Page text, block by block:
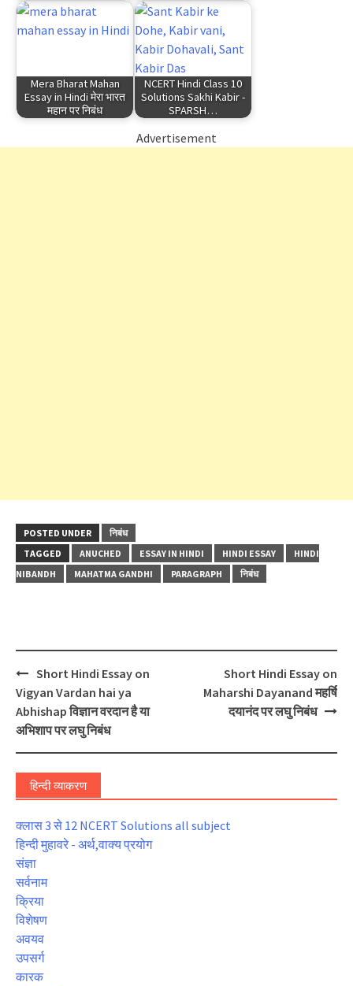
Mera Bharat Mahan
Essay in Hindi मेरा भारत
महान पर निबंध
NCERT Hindi Class 10
Solutions Sakhi Kabir -
SPARSH…
Advertisement
POSTED UNDER
निबंध
TAGGED
ANUCHED ESSAY IN HINDI HINDI ESSAY
HINDI
NIBANDH
MAHATMA GANDHI PARAGRAPH निबंध
Post
navigation
Short Hindi Essay on
Vigyan Vardan hai ya
Abhishap विज्ञान वरदान है या
अभिशाप पर लघु निबंध
Short Hindi Essay on
Maharshi Dayanand महर्षि
दयानंद पर लघु निबंध
हिन्दी व्याकरण
क्लास 3 से 12 NCERT Solutions all subject
हिन्दी मुहावरे - अर्थ,वाक्य प्रयोग
संज्ञा
सर्वनाम
क्रिया
विशेषण
अवयव
उपसर्ग
कारक